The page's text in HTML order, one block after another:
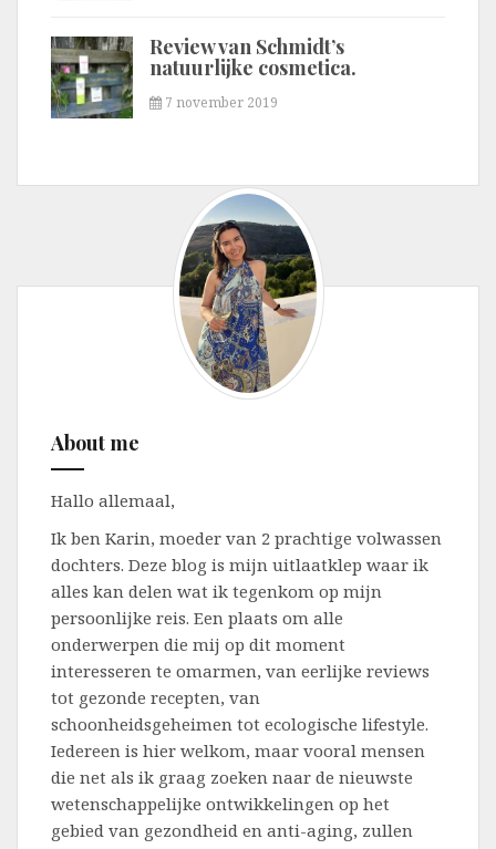
Review van Schmidt’s
natuurlijke cosmetica.
7 november 2019
About me
Hallo allemaal,
Ik ben Karin, moeder van 2 prachtige volwassen
dochters. Deze blog is mijn uitlaatklep waar ik
alles kan delen wat ik tegenkom op mijn
persoonlijke reis. Een plaats om alle
onderwerpen die mij op dit moment
interesseren te omarmen, van eerlijke reviews
tot gezonde recepten, van
schoonheidsgeheimen tot ecologische lifestyle.
Iedereen is hier welkom, maar vooral mensen
die net als ik graag zoeken naar de nieuwste
wetenschappelijke ontwikkelingen op het
gebied van gezondheid en anti-aging, zullen